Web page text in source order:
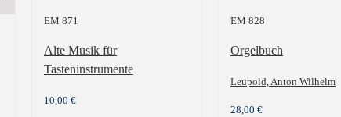
EM 871
Alte Musik für
Tasteninstrumente
10,00 €
EM 828
Orgelbuch
Leupold, Anton Wilhelm
28,00 €